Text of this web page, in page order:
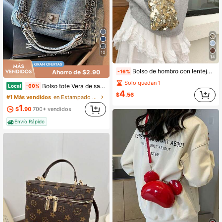
10
Ahorro de $2.90
Local -60% Bolso tote Vera de sarga de alto rendimiento para mujer
#1 Más vendidos
en Estampado de leopardo Crossbody de mujer
$1.90 700+ vendidos
Envío Rápido
14
-16% Bolso de hombro con lentejuelas mini, bolso cruzado minimalista con textura personalizada, bolso de mano elegante, bolso de teléfono de lentejuelas de moda para señoras, decoración con cadena que puede sostener el teléfono y las monedas, adecuado para ir de compras
Solo quedan 1
$4.56